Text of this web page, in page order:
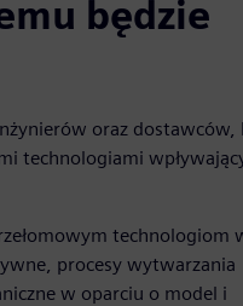
będzie
oraz dostawców,
technologiami
technologiom
procesy wytwarzania
w oparciu o model i